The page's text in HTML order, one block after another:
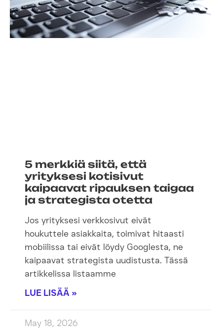
5 merkkiä siitä, että
yrityksesi kotisivut
kaipaavat ripauksen taigaa
ja strategista otetta
Jos yrityksesi verkkosivut eivät
houkuttele asiakkaita, toimivat hitaasti
mobiilissa tai eivät löydy Googlesta, ne
kaipaavat strategista uudistusta. Tässä
artikkelissa listaamme
LUE LISÄÄ »
May 18, 2026